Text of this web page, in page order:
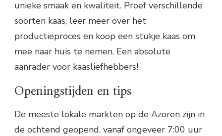
unieke smaak en kwaliteit. Proef verschillende
soorten kaas, leer meer over het
productieproces en koop een stukje kaas om
mee naar huis te nemen. Een absolute
aanrader voor kaasliefhebbers!
Openingstijden en tips
De meeste lokale markten op de Azoren zijn in
de ochtend geopend, vanaf ongeveer 7:00 uur